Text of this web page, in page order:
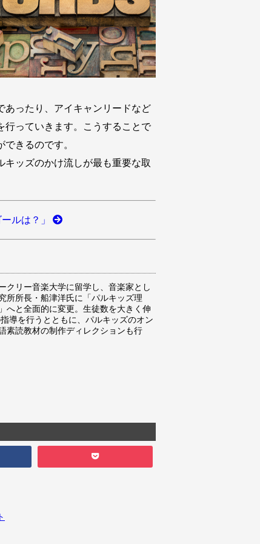
ったり、アイキャンリードなど
行っていきます。こうすることで
きるのです。
ッズのかけ流しが最も重要な取
ルは？」
クリー音楽大学に留学し、音楽家とし
所所長・船津洋氏に「パルキッズ理
へと全面的に変更。生徒数を大きく伸
導を行うとともに、パルキッズのオン
素読教材の制作ディレクションも行